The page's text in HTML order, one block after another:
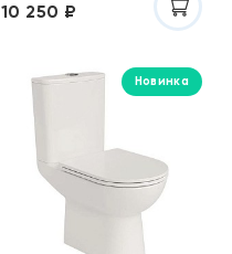
10 250 ₽
Новинка